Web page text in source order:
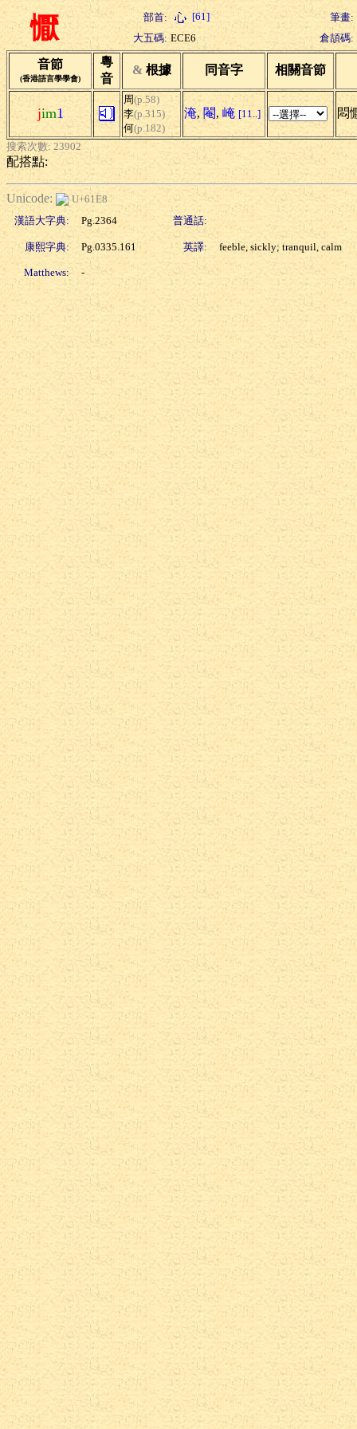
懨 部首: [61]
筆畫:
大五碼: ECE6 倉頡碼:
音節
(香港語言學學會)
粵
音
& 根據 同音字 相關音節
jim1
周(p.58)
李(p.315)
何(p.182)
淹, 閹, 崦 [11..] 悶
搜索次數: 23902
配搭點:
Unicode:
U+61E8
漢語大字典:
Pg.2364 普通話:
康熙字典: Pg.0335.161 英譯: feeble, sickly; tranquil, calm
Matthews: -